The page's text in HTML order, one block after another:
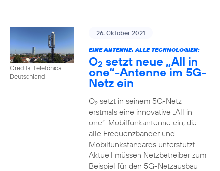
Credits: Telefónica
Deutschland
26. Oktober 2021
EINE ANTENNE, ALLE TECHNOLOGIEN:
O2 setzt neue „All in
one“-Antenne im 5G-
Netz ein
O2setzt in seinem 5G-Netz
erstmals eine innovative „All in
one“-Mobilfunkantenne ein, die
alle Frequenzbänder und
Mobilfunkstandards unterstützt.
Aktuell müssen Netzbetreiber zum
Beispiel für den 5G-Netzausbau